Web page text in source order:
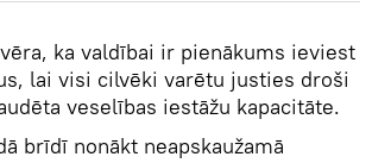
ka valdībai ir pienākums ieviest
lai visi cilvēki varētu justies droši
veselības iestāžu kapacitāte.
brīdī nonākt neapskaužamā